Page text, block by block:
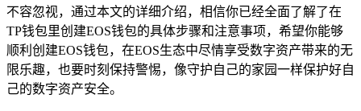
不容忽视，通过本文的详细介绍，相信你已经全面了解了在
TP钱包里创建EOS钱包的具体步骤和注意事项，希望你能够
顺利创建EOS钱包，在EOS生态中尽情享受数字资产带来的无
限乐趣，也要时刻保持警惕，像守护自己的家园一样保护好自
己的数字资产安全。